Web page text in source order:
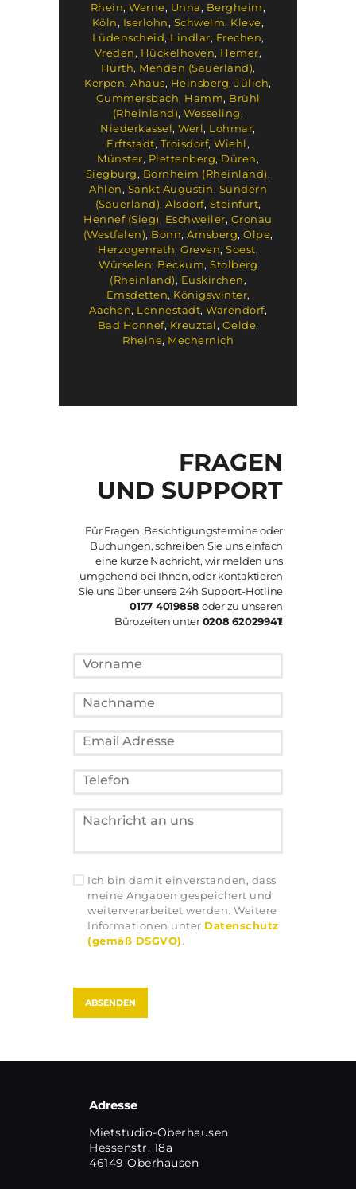
Rhein,Werne, Unna, Bergheim,
Köln, Iserlohn, Schwelm, Kleve,
Lüdenscheid, Lindlar, Frechen,
Vreden, Hückelhoven, Hemer,
Hürth, Menden (Sauerland),
Kerpen,Ahaus, Heinsberg,Jülich,
Gummersbach, Hamm, Brühl
(Rheinland),Wesseling,
Niederkassel,Werl, Lohmar,
Erftstadt, Troisdorf, Wiehl,
Münster, Plettenberg, Düren,
Siegburg, Bornheim (Rheinland),
Ahlen, Sankt Augustin, Sundern
(Sauerland), Alsdorf, Steinfurt,
Hennef (Sieg), Eschweiler, Gronau
(Westfalen), Bonn, Arnsberg, Olpe,
Herzogenrath, Greven, Soest,
Würselen, Beckum, Stolberg
(Rheinland), Euskirchen,
Emsdetten, Königswinter,
Aachen, Lennestadt, Warendorf,
Bad Honnef, Kreuztal, Oelde,
Rheine, Mechernich
FRAGEN
UND SUPPORT
Für Fragen, Besichtigungstermine oder
Buchungen, schreiben Sie uns einfach
eine kurze Nachricht, wir melden uns
umgehend bei Ihnen, oder kontaktieren
Sie uns über unsere 24h Support-Hotline
0177 4019858 oder zu unseren
Bürozeiten unter0208 62029941!
Ich bin damit einverstanden, dass
meine Angaben gespeichert und
weiterverarbeitet werden. Weitere
Informationen unter Datenschutz
(gemäß DSGVO).
Adresse
Mietstudio-Oberhausen
Hessenstr. 18a
46149 Oberhausen